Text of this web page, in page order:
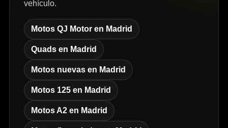
vehículo.
Motos QJ Motor en Madrid
Quads en Madrid
Motos nuevas en Madrid
Motos 125 en Madrid
Motos A2 en Madrid